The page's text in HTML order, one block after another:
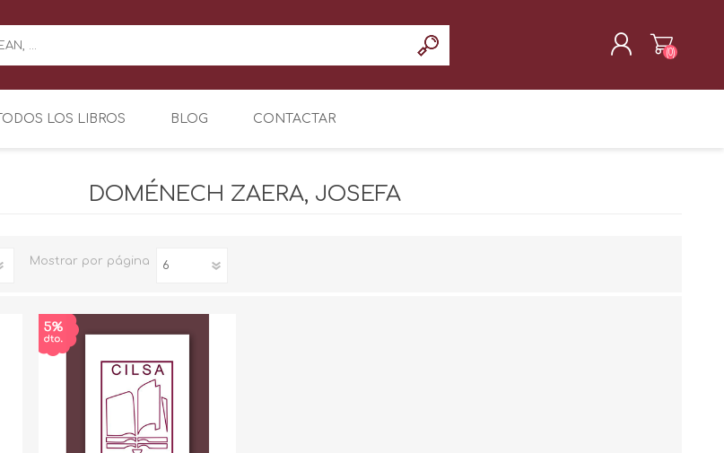
(0)
TODOS LOS LIBROS BLOG CONTACTAR
DOMÉNECH ZAERA, JOSEFA
Mostrar por página